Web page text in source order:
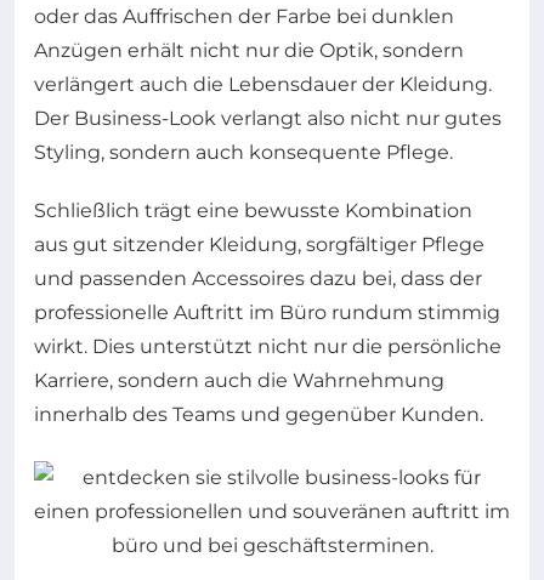
oder das Auffrischen der Farbe bei dunklen
Anzügen erhält nicht nur die Optik, sondern
verlängert auch die Lebensdauer der Kleidung.
Der Business-Look verlangt also nicht nur gutes
Styling, sondern auch konsequente Pflege.
Schließlich trägt eine bewusste Kombination
aus gut sitzender Kleidung, sorgfältiger Pflege
und passenden Accessoires dazu bei, dass der
professionelle Auftritt im Büro rundum stimmig
wirkt. Dies unterstützt nicht nur die persönliche
Karriere, sondern auch die Wahrnehmung
innerhalb des Teams und gegenüber Kunden.